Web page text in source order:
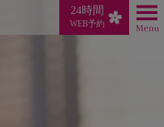
24時間
WEB予約